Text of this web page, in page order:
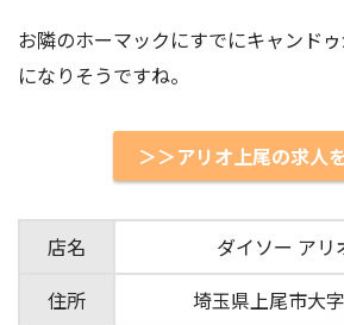
お隣のホーマックにすでにキャンド
になりそうですね。
＞＞アリオ上尾の求人
店名
ダイソー アリ
住所
埼玉県上尾市大